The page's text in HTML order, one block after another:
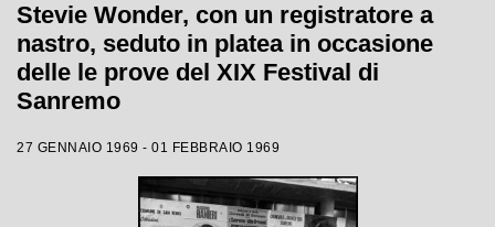
Stevie Wonder, con un registratore a
nastro, seduto in platea in occasione
delle le prove del XIX Festival di
Sanremo
27 GENNAIO 1969 - 01 FEBBRAIO 1969